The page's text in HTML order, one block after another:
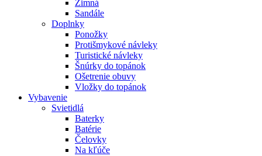
Zimná
Sandále
Doplnky
Ponožky
Protišmykové návleky
Turistické návleky
Šnúrky do topánok
Ošetrenie obuvy
Vložky do topánok
Vybavenie
Svietidlá
Baterky
Batérie
Čelovky
Na kľúče